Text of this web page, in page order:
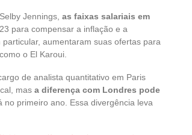
Jennings, as faixas salariais em
para compensar a inflação e a
aumentaram suas ofertas para
o El Karoui.
de analista quantitativo em Paris
mas a diferença com Londres pode
no primeiro ano. Essa divergência leva